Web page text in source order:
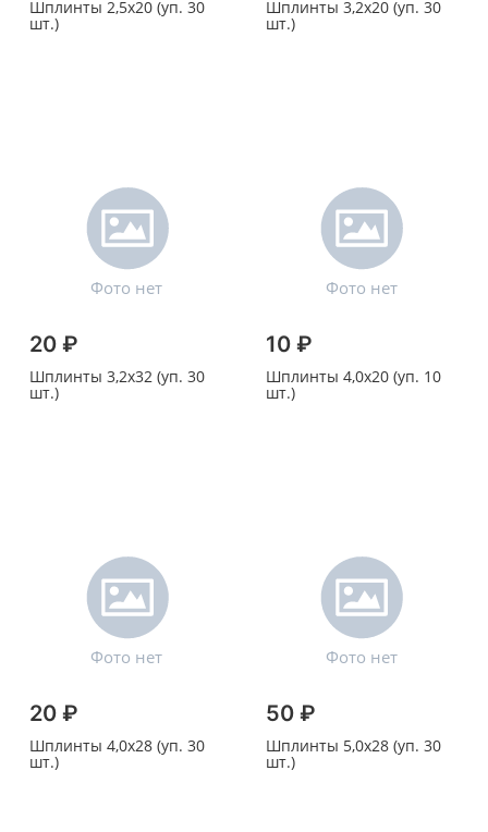
Шплинты 2,5х20 (уп. 30
шт.)
Шплинты 3,2х20 (уп. 30
шт.)
20 ₽
Шплинты 3,2х32 (уп. 30
шт.)
10 ₽
Шплинты 4,0х20 (уп. 10
шт.)
20 ₽
Шплинты 4,0х28 (уп. 30
шт.)
50 ₽
Шплинты 5,0х28 (уп. 30
шт.)